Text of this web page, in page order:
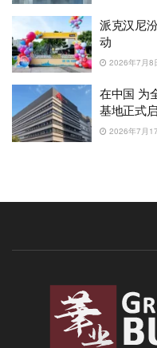
派克汉尼
动
2026年7月8
在中国 为
基地正式
2026年7月